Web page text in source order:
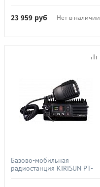
23 959 руб Нет в наличии
Базово-мобильная
радиостанция KIRISUN PT-